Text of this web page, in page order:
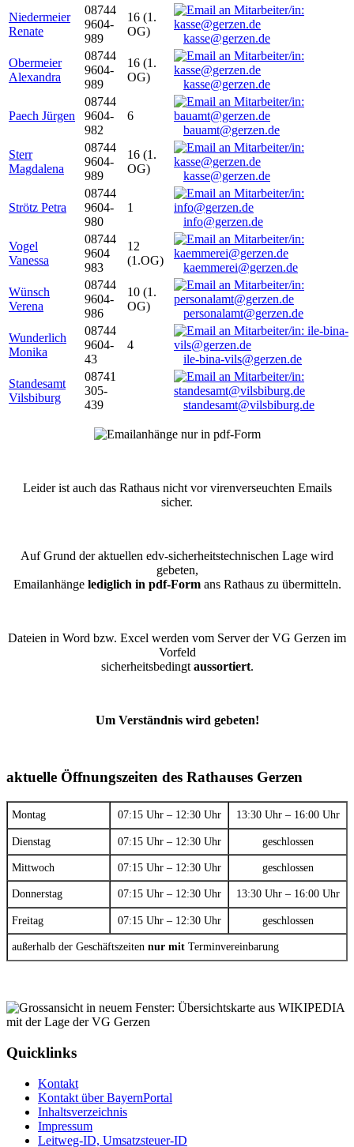
Niedermeier
Renate
08744
9604-
989
16 (1.
OG)
kasse@gerzen.de
Obermeier
Alexandra
08744
9604-
989
16 (1.
OG)
kasse@gerzen.de
Paech Jürgen
08744
9604-
982
6
bauamt@gerzen.de
Sterr
Magdalena
08744
9604-
989
16 (1.
OG)
kasse@gerzen.de
Strötz Petra
08744
9604-
980
1
info@gerzen.de
Vogel
Vanessa
08744
9604
983
12
(1.OG)
kaemmerei@gerzen.de
Wünsch
Verena
08744
9604-
986
10 (1.
OG)
personalamt@gerzen.de
Wunderlich
Monika
08744
9604-
43
4
ile-bina-vils@gerzen.de
Standesamt
Vilsbiburg
08741
305-
439
standesamt@vilsbiburg.de
Leider ist auch das Rathaus nicht vor virenverseuchten Emails
sicher.
Auf Grund der aktuellen edv-sicherheitstechnischen Lage wird
gebeten,
Emailanhänge lediglich in pdf-Formans Rathaus zu übermitteln.
Dateien in Word bzw. Excel werden vom Server der VG Gerzen im
Vorfeld
sicherheitsbedingt aussortiert.
Um Verständnis wird gebeten!
aktuelle Öffnungszeiten des Rathauses Gerzen
Montag 07:15 Uhr – 12:30 Uhr 13:30 Uhr – 16:00 Uhr
Dienstag 07:15 Uhr – 12:30 Uhr geschlossen
Mittwoch 07:15 Uhr – 12:30 Uhr geschlossen
Donnerstag 07:15 Uhr – 12:30 Uhr 13:30 Uhr – 16:00 Uhr
Freitag 07:15 Uhr – 12:30 Uhr geschlossen
außerhalb der Geschäftszeiten nur mit Terminvereinbarung
Quicklinks
Kontakt
Kontakt über BayernPortal
Inhaltsverzeichnis
Impressum
Leitweg-ID, Umsatzsteuer-ID